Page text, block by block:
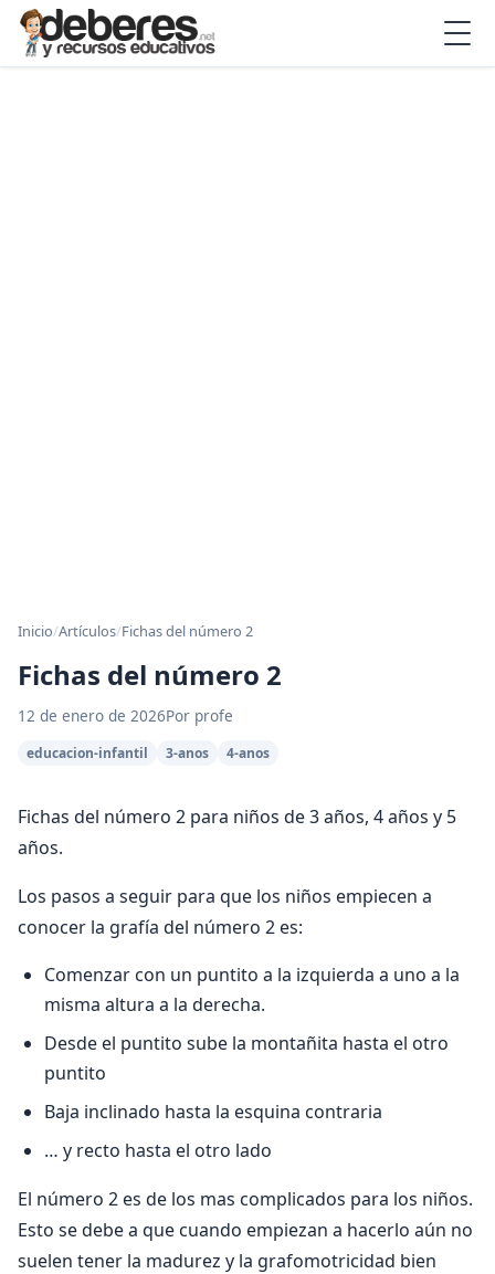
Inicio/Artículos/Fichas del número 2
Fichas del número 2
12 de enero de 2026Por profe
educacion-infantil 3-anos 4-anos
Fichas del número 2 para niños de 3 años, 4 años y 5
años.
Los pasos a seguir para que los niños empiecen a
conocer la grafía del número 2 es:
Comenzar con un puntito a la izquierda a uno a la
misma altura a la derecha.
Desde el puntito sube la montañita hasta el otro
puntito
Baja inclinado hasta la esquina contraria
… y recto hasta el otro lado
El número 2 es de los mas complicados para los niños.
Esto se debe a que cuando empiezan a hacerlo aún no
suelen tener la madurez y la grafomotricidad bien